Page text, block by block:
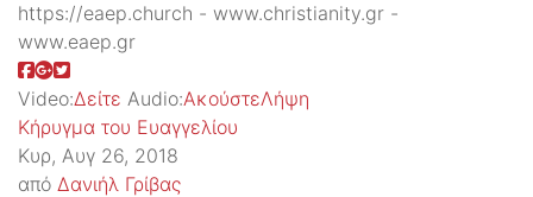
https://eaep.church - www.christianity.gr -
www.eaep.gr
Video:Δείτε Audio:ΑκούστεΛήψη
Κήρυγμα του Ευαγγελίου
Κυρ, Αυγ 26, 2018
από Δανιήλ Γρίβας